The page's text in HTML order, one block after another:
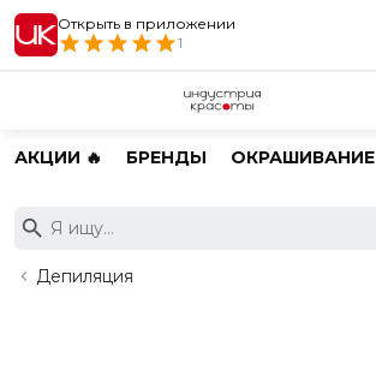
Открыть в приложении
1
АКЦИИ 🔥 БРЕНДЫ ОКРАШИВАНИЕ
Депиляция